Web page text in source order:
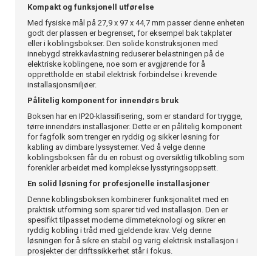
Kompakt og funksjonell utførelse
Med fysiske mål på 27,9 x 97 x 44,7 mm passer denne enheten
godt der plassen er begrenset, for eksempel bak takplater
eller i koblingsbokser. Den solide konstruksjonen med
innebygd strekkavlastning reduserer belastningen på de
elektriske koblingene, noe som er avgjørende for å
opprettholde en stabil elektrisk forbindelse i krevende
installasjonsmiljøer.
Pålitelig komponent for innendørs bruk
Boksen har en IP20-klassifisering, som er standard for trygge,
tørre innendørs installasjoner. Dette er en pålitelig komponent
for fagfolk som trenger en ryddig og sikker løsning for
kabling av dimbare lyssystemer. Ved å velge denne
koblingsboksen får du en robust og oversiktlig tilkobling som
forenkler arbeidet med komplekse lysstyringsoppsett.
En solid løsning for profesjonelle installasjoner
Denne koblingsboksen kombinerer funksjonalitet med en
praktisk utforming som sparer tid ved installasjon. Den er
spesifikt tilpasset moderne dimmeteknologi og sikrer en
ryddig kobling i tråd med gjeldende krav. Velg denne
løsningen for å sikre en stabil og varig elektrisk installasjon i
prosjekter der driftssikkerhet står i fokus.